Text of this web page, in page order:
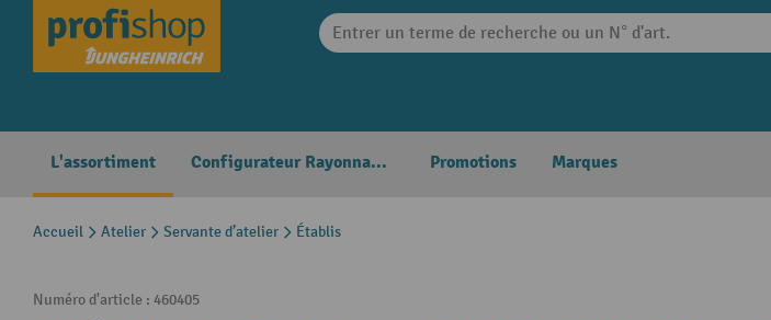
Skip to main navigation
L'assortiment Configurateur Rayonnages Promotions Marques
Accueil Atelier Servante d’atelier Établis
Numéro d'article : 460405